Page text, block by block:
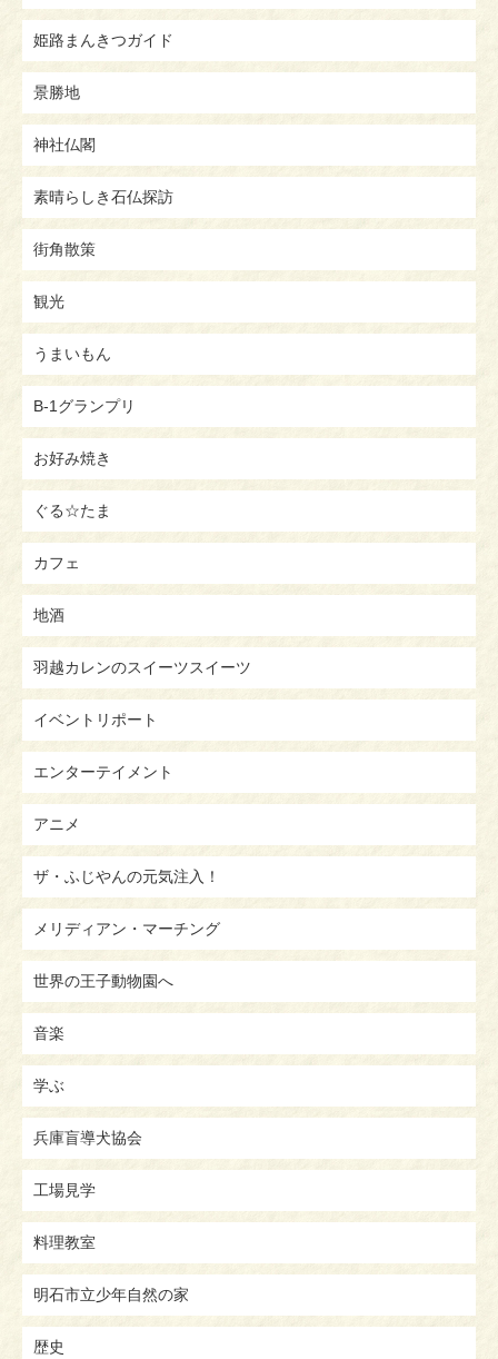
姫路まんきつガイド
景勝地
神社仏閣
素晴らしき石仏探訪
街角散策
観光
うまいもん
B-1グランプリ
お好み焼き
ぐる☆たま
カフェ
地酒
羽越カレンのスイーツスイーツ
イベントリポート
エンターテイメント
アニメ
ザ・ふじやんの元気注入！
メリディアン・マーチング
世界の王子動物園へ
音楽
学ぶ
兵庫盲導犬協会
工場見学
料理教室
明石市立少年自然の家
歴史